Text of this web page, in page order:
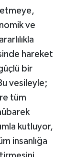
ve
hareket
bir
vesileyle;
tüm
kutluyor,
insanlığa